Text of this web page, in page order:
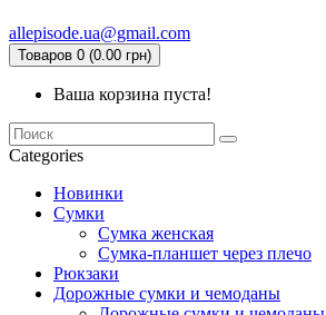
allepisode.ua@gmail.com
Товаров 0 (0.00 грн)
Ваша корзина пуста!
Categories
Новинки
Сумки
Сумка женская
Сумка-планшет через плечо
Рюкзаки
Дорожные сумки и чемоданы